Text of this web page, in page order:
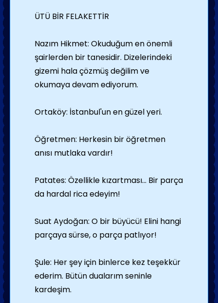
ÜTÜ BİR FELAKETTİR
Nazım Hikmet: Okuduğum en önemli
şairlerden bir tanesidir. Dizelerindeki
gizemi hala çözmüş değilim ve
okumaya devam ediyorum.
Ortaköy: İstanbul'un en güzel yeri.
Öğretmen: Herkesin bir öğretmen
anısı mutlaka vardır!
Patates: Özellikle kızartması... Bir parça
da hardal rica edeyim!
Suat Aydoğan: O bir büyücü! Elini hangi
parçaya sürse, o parça patlıyor!
Şule: Her şey için binlerce kez teşekkür
ederim. Bütün dualarım seninle
kardeşim.